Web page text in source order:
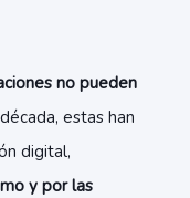
no pueden
estas han
digital,
y por las